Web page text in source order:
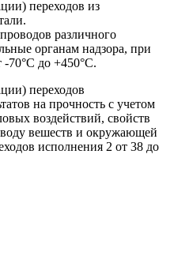
переходов из
различного
органам надзора, при
70°С до +450°С.
переходов
на прочность с учетом
воздействий, свойств
вешеств и окружающей
исполнения 2 от 38 до